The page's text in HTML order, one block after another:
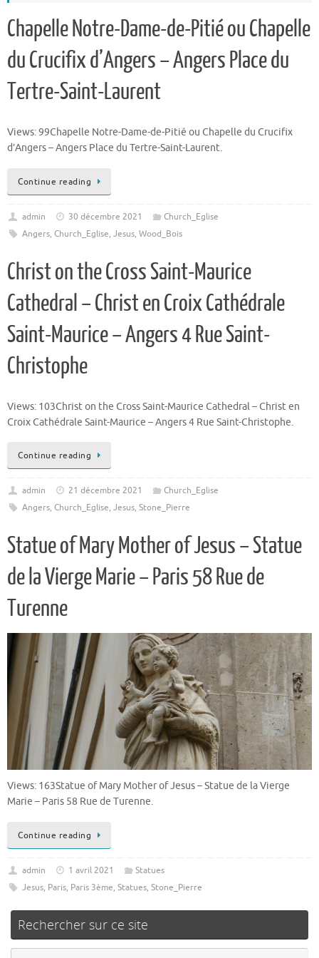
Chapelle Notre-Dame-de-Pitié ou Chapelle
du Crucifix d’Angers – Angers Place du
Tertre-Saint-Laurent
Views: 99Chapelle Notre-Dame-de-Pitié ou Chapelle du Crucifix
d’Angers – Angers Place du Tertre-Saint-Laurent.
Continue reading
admin 30 décembre 2021
Church_Eglise
Angers, Church_Eglise, Jesus, Wood_Bois
Christ on the Cross Saint-Maurice
Cathedral – Christ en Croix Cathédrale
Saint-Maurice – Angers 4 Rue Saint-
Christophe
Views: 103Christ on the Cross Saint-Maurice Cathedral – Christ en
Croix Cathédrale Saint-Maurice – Angers 4 Rue Saint-Christophe.
Continue reading
admin 21 décembre 2021
Church_Eglise
Angers, Church_Eglise, Jesus, Stone_Pierre
Statue of Mary Mother of Jesus – Statue
de la Vierge Marie – Paris 58 Rue de
Turenne
Views: 163Statue of Mary Mother of Jesus – Statue de la Vierge
Marie – Paris 58 Rue de Turenne.
Continue reading
admin 1 avril 2021
Statues
Jesus, Paris, Paris 3ème, Statues, Stone_Pierre
Rechercher sur ce site